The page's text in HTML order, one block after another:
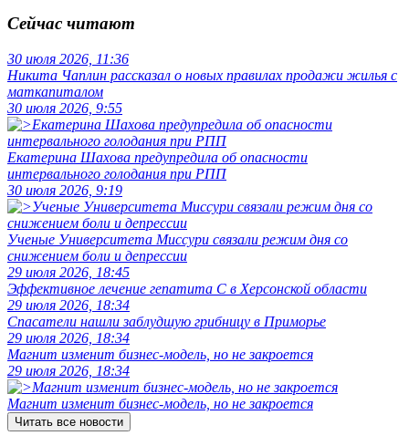
Сейчас читают
30 июля 2026, 11:36
Никита Чаплин рассказал о новых правилах продажи жилья с
маткапиталом
30 июля 2026, 9:55
Екатерина Шахова предупредила об опасности
интервального голодания при РПП
30 июля 2026, 9:19
Ученые Университета Миссури связали режим дня со
снижением боли и депрессии
29 июля 2026, 18:45
Эффективное лечение гепатита C в Херсонской области
29 июля 2026, 18:34
Спасатели нашли заблудшую грибницу в Приморье
29 июля 2026, 18:34
Магнит изменит бизнес-модель, но не закроется
29 июля 2026, 18:34
Магнит изменит бизнес-модель, но не закроется
Читать все новости